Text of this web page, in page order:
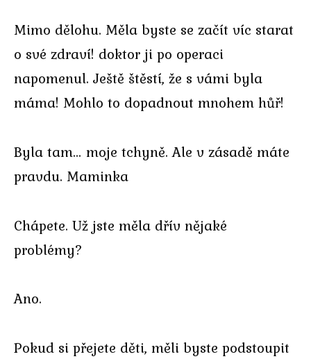
Mimo dělohu. Měla byste se začít víc starat
o své zdraví! doktor ji po operaci
napomenul. Ještě štěstí, že s vámi byla
máma! Mohlo to dopadnout mnohem hůř!
Byla tam… moje tchyně. Ale v zásadě máte
pravdu. Maminka
Chápete. Už jste měla dřív nějaké
problémy?
Ano.
Pokud si přejete děti, měli byste podstoupit